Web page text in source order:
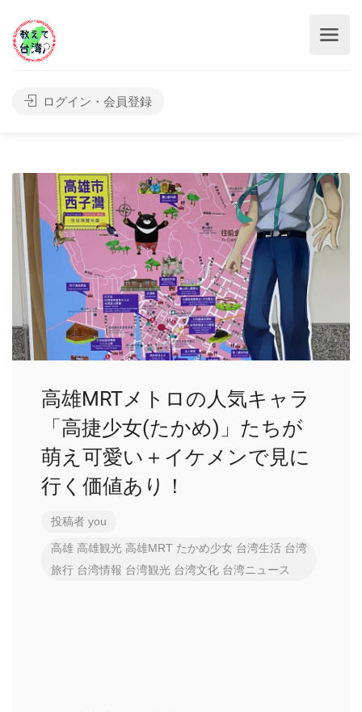
ログイン・会員登録
高雄MRTメトロの人気キャラ
「高捷少女(たかめ)」たちが
萌え可愛い＋イケメンで見に
行く価値あり！
投稿者 you
高雄 高雄観光 高雄MRT たかめ少女 台湾生活 台湾
旅行 台湾情報 台湾観光 台湾文化 台湾ニュース